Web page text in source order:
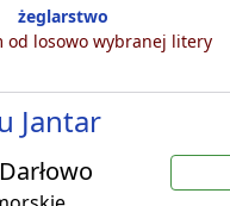
żeglarstwo
od losowo wybranej litery
Jantar